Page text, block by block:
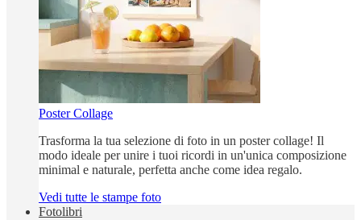
Poster Collage
Trasforma la tua selezione di foto in un poster collage! Il
modo ideale per unire i tuoi ricordi in un'unica composizione
minimal e naturale, perfetta anche come idea regalo.
Vedi tutte le stampe foto
Fotolibri